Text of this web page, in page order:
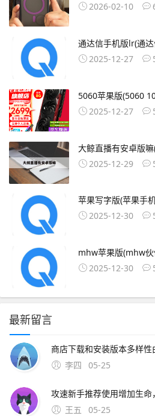
2026-02-10
通达信手机版lr(通
2025-12-27
5060苹果版(5060
2025-12-27
大鲸直播有安卓版
2025-12-29
苹果写字版(苹果手
2025-12-30
mhw苹果版(mhw
2025-12-30
最新留言
李四
05-25
王五
05-25